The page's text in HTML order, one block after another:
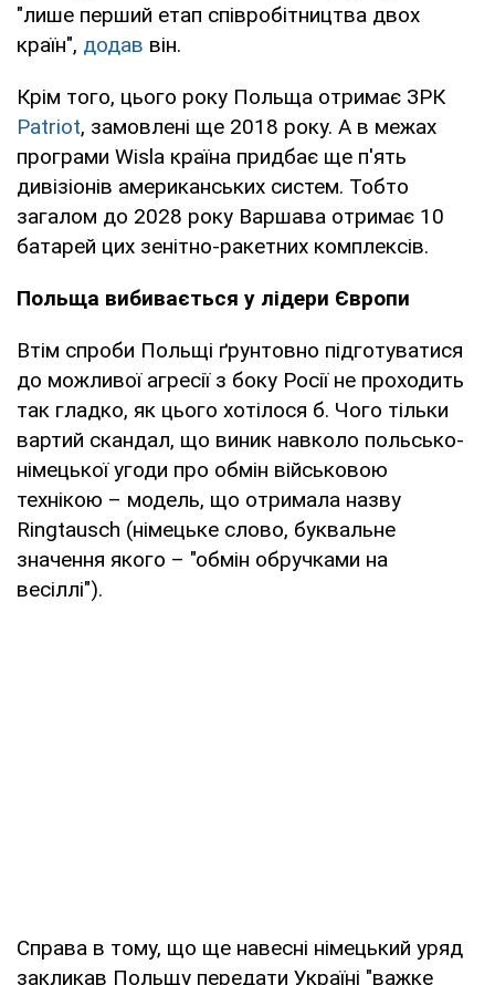
"лише перший етап співробітництва двох
країн", додав він.
Крім того, цього року Польща отримає ЗРК
Patriot, замовлені ще 2018 року. А в межах
програми Wisla країна придбає ще п'ять
дивізіонів американських систем. Тобто
загалом до 2028 року Варшава отримає 10
батарей цих зенітно-ракетних комплексів.
Польща вибивається у лідери Європи
Втім спроби Польщі ґрунтовно підготуватися
до можливої ​​агресії з боку Росії не проходить
так гладко, як цього хотілося б. Чого тільки
вартий скандал, що виник навколо польсько-
німецької угоди про обмін військовою
технікою – модель, що отримала назву
Ringtausch (німецьке слово, буквальне
значення якого – "обмін обручками на
весіллі").
Справа в тому, що ще навесні німецький уряд
закликав Польщу передати Україні "важке